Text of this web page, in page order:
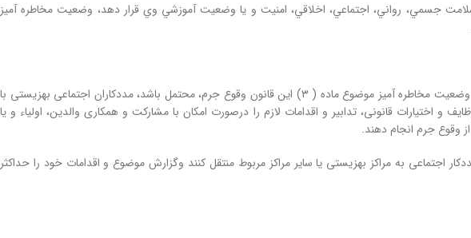
جسمي، رواني، اجتماعي، اخلاقي، امنيت و يا وضعيت آموزشي وي قرار ‌دهد، وضعيت مخاطره‌ آميز
هرگاه خطر شدید و قریب الوقوعی طفل یا نوجوان را تهدید کند یا به سبب وضعیت مخاطره آمیز موضوع ماده ( ۳) این قانون وقوع جرم، محتمل باشد، مددکاران اجتماعی بهزیستی با
قانونی، تدابیر و اقدامات لازم را درصورت امکان با مشارکت و همکاری والدین، اولیاء و یا
وقوع جرم انجام دهند.
به مراکز بهزیستی یا سایر مراکز مربوط منتقل کنند وگزارش موضوع و اقدامات خود را حداکثر